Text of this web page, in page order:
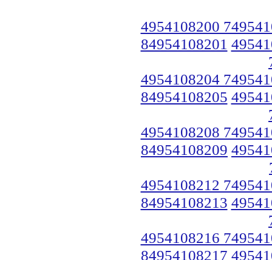
4954108200
84954108201
4954108204
84954108205
4954108208
84954108209
4954108212
84954108213
4954108216
84954108217